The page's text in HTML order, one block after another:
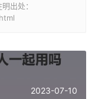
出处：
2023-07-10